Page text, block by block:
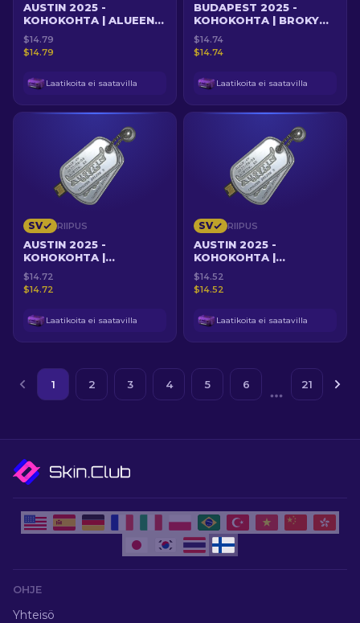
AUSTIN 2025 -
KOHOKOHTA | ALUEEN
UUDELLEENVALTAUS
$14.79
$14.79
Laatikoita ei saatavilla
BUDAPEST 2025 -
KOHOKOHTA | BROKY
LOPETTAA LIIDON
LYHYEEN
$14.74
$14.74
Laatikoita ei saatavilla
SV RIIPUS
AUSTIN 2025 -
KOHOKOHTA |
KAMPPAILU GLOCKEJA
VASTAAN
$14.72
$14.72
Laatikoita ei saatavilla
SV RIIPUS
AUSTIN 2025 -
KOHOKOHTA |
KOLMOISTAPPO
MOLODOYLLE
$14.52
$14.52
Laatikoita ei saatavilla
1 2 3 4 5 6 21
OHJE
Yhteisö